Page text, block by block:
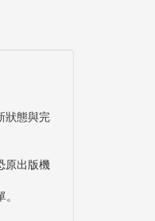
狀態與完
原出版機